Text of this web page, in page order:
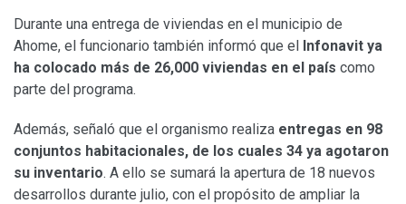
Durante una entrega de viviendas en el municipio de
Ahome, el funcionario también informó que el Infonavit ya
ha colocado más de 26,000 viviendas en el país como
parte del programa.
Además, señaló que el organismo realiza entregas en 98
conjuntos habitacionales, de los cuales 34 ya agotaron
su inventario. A ello se sumará la apertura de 18 nuevos
desarrollos durante julio, con el propósito de ampliar la